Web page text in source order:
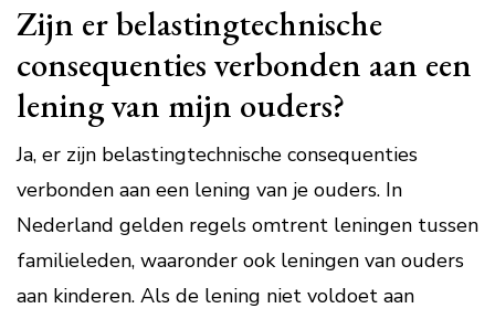
Zijn er belastingtechnische
consequenties verbonden aan een
lening van mijn ouders?
Ja, er zijn belastingtechnische consequenties
verbonden aan een lening van je ouders. In
Nederland gelden regels omtrent leningen tussen
familieleden, waaronder ook leningen van ouders
aan kinderen. Als de lening niet voldoet aan